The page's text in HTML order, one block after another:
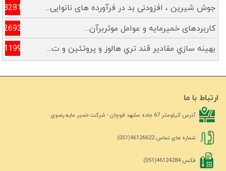
جوش شیرین ، افزودنی بد در فرآورده های نانوایی...
8281
کاربردهای خمیرمایه و عوامل موثربرآن...
2693
بهينه سازي مقادير قند تري هالوز و پروتئين و ت...
1199
ارتباط با ما
آدرس:کیلومتر 67 جاده مشهد قوچان - شرکت خمیر مایه رضوی
شماره های تماس:46126622(051)
فکس:46124284(051)